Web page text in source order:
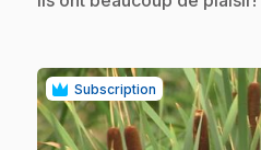
Subscription